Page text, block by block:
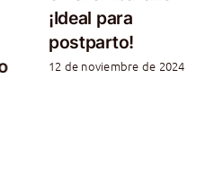
¡Ideal para
postparto!
12 de noviembre de 2024